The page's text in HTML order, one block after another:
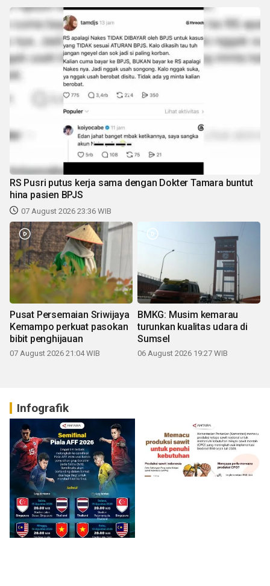
RS Pusri putus kerja sama dengan Dokter Tamara buntut
hina pasien BPJS
07 August 2026 23:36 WIB
Pusat Persemaian Sriwijaya
Kemampo perkuat pasokan
bibit penghijauan
07 August 2026 21:04 WIB
BMKG: Musim kemarau
turunkan kualitas udara di
Sumsel
06 August 2026 19:27 WIB
Infografik